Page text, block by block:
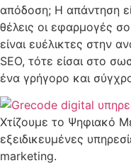
απόδοση; Η απάντηση
θέλεις οι εφαρμογές
είναι ευέλικτες στην
SEO, τότε είσαι στο
ένα γρήγορο και
Χτίζουμε το Ψηφιακό
εξειδικευμένες
marketing.